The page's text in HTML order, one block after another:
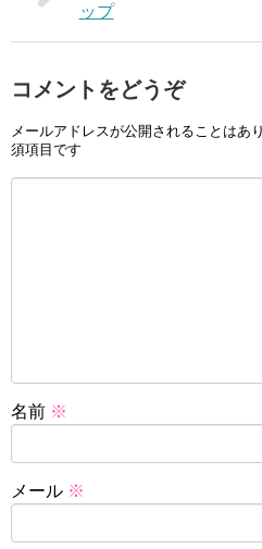
ップ
コメントをどうぞ
メールアドレスが公開されることはあ
須項目です
名前 ※
メール ※